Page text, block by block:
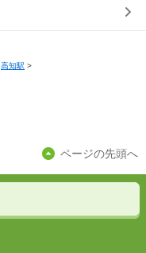
高知駅 >
ページの先頭へ